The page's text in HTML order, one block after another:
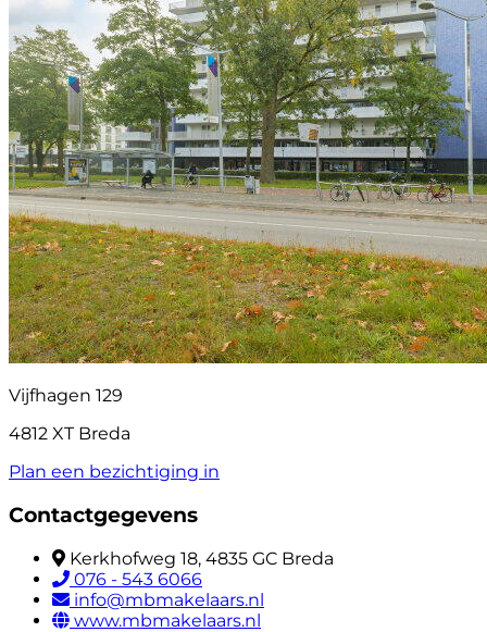
Vijfhagen 129
4812 XT Breda
Plan een bezichtiging in
Contactgegevens
Kerkhofweg 18, 4835 GC Breda
076 - 543 6066
info@mbmakelaars.nl
www.mbmakelaars.nl